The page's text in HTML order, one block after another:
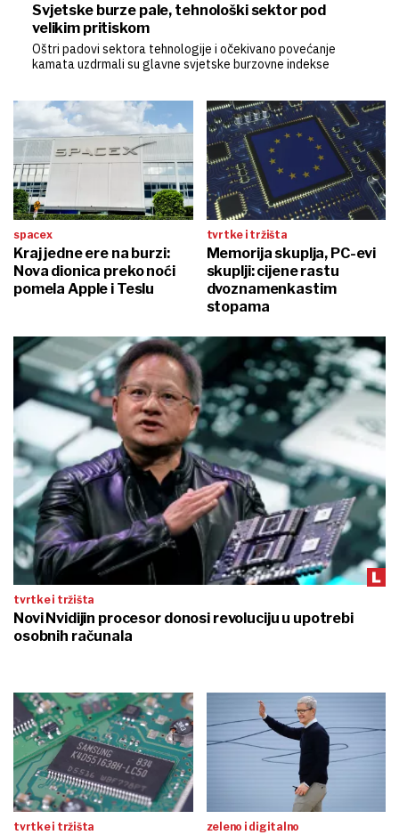
Svjetske burze pale, tehnološki sektor pod
velikim pritiskom
Oštri padovi sektora tehnologije i očekivano povećanje
kamata uzdrmali su glavne svjetske burzovne indekse
spacex
Kraj jedne ere na burzi:
Nova dionica preko noći
pomela Apple i Teslu
tvrtke i tržišta
Memorija skuplja, PC-evi
skuplji: cijene rastu
dvoznamenkastim
stopama
tvrtke i tržišta
Novi Nvidijin procesor donosi revoluciju u upotrebi
osobnih računala
tvrtke i tržišta zeleno i digitalno